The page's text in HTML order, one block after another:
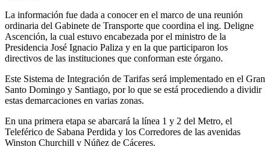
La información fue dada a conocer en el marco de una reunión
ordinaria del Gabinete de Transporte que coordina el ing. Deligne
Ascención, la cual estuvo encabezada por el ministro de la
Presidencia José Ignacio Paliza y en la que participaron los
directivos de las instituciones que conforman este órgano.
Este Sistema de Integración de Tarifas será implementado en el Gran
Santo Domingo y Santiago, por lo que se está procediendo a dividir
estas demarcaciones en varias zonas.
En una primera etapa se abarcará la línea 1 y 2 del Metro, el
Teleférico de Sabana Perdida y los Corredores de las avenidas
Winston Churchill y Núñez de Cáceres.